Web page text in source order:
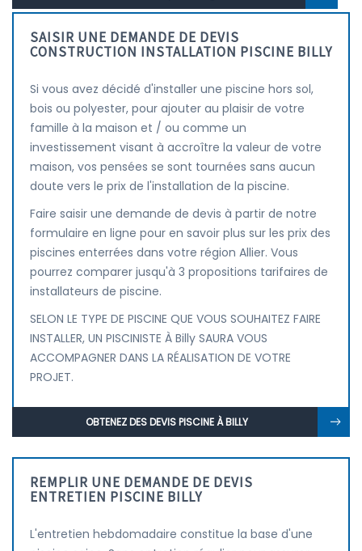
SAISIR UNE DEMANDE DE DEVIS
CONSTRUCTION INSTALLATION PISCINE BILLY
Si vous avez décidé d'installer une piscine hors sol,
bois ou polyester, pour ajouter au plaisir de votre
famille à la maison et / ou comme un
investissement visant à accroître la valeur de votre
maison, vos pensées se sont tournées sans aucun
doute vers le prix de l'installation de la piscine.
Faire saisir une demande de devis à partir de notre
formulaire en ligne pour en savoir plus sur les prix des
piscines enterrées dans votre région Allier. Vous
pourrez comparer jusqu'à 3 propositions tarifaires de
installateurs de piscine.
SELON LE TYPE DE PISCINE QUE VOUS SOUHAITEZ FAIRE
INSTALLER, UN PISCINISTE À Billy SAURA VOUS
ACCOMPAGNER DANS LA RÉALISATION DE VOTRE
PROJET.
OBTENEZ DES DEVIS PISCINE À BILLY
REMPLIR UNE DEMANDE DE DEVIS
ENTRETIEN PISCINE BILLY
L'entretien hebdomadaire constitue la base d'une